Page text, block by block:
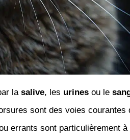
la salive, les urinesou le
sont des voies courantes
errants sont particulièrement à